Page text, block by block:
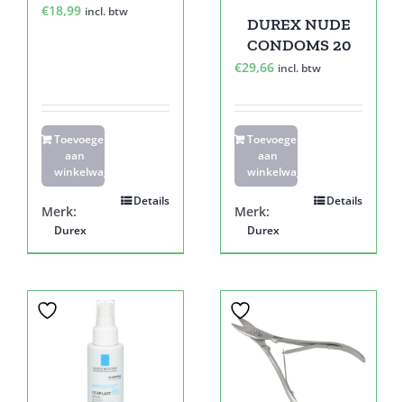
€18,99 incl. btw
Toevoegen
aan
winkelwagen
Details
Merk:
Durex
DUREX NUDE
CONDOMS 20
€29,66 incl. btw
Toevoegen
aan
winkelwagen
Details
Merk:
Durex